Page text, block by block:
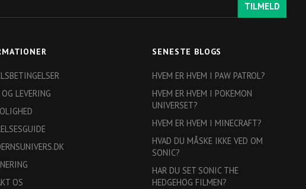
TILMELD
LEVERING
OS
SENESTE BLOGS
HVEM ER HVEM I PAW PATROL?
HVEM ER HVEM I POKEMON
UNIVERSET?
HVEM ER HVEM I MINECRAFT?
HVAD DU MÅSKE IKKE VED OM
SONIC?
HAR DU SET SONIC THE
HEDGEHOG FILMEN?